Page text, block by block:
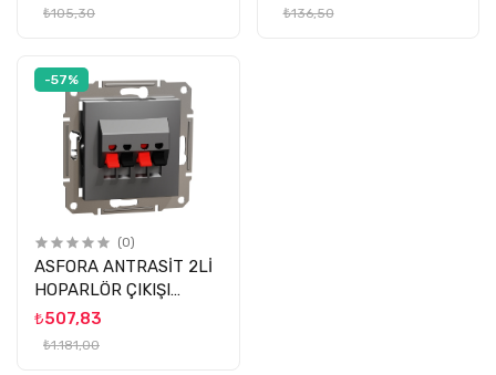
₺105,30 ₺136,50
-57%
(0)
ASFORA ANTRASİT 2Lİ
HOPARLÖR ÇIKIŞI
SCHNEIDER
₺507,83
₺1.181,00